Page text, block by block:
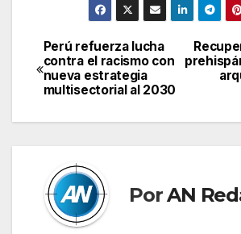
Navegación
de
entradas
Perú refuerza lucha
contra el racismo con
nueva estrategia
multisectorial al 2030
PorAN